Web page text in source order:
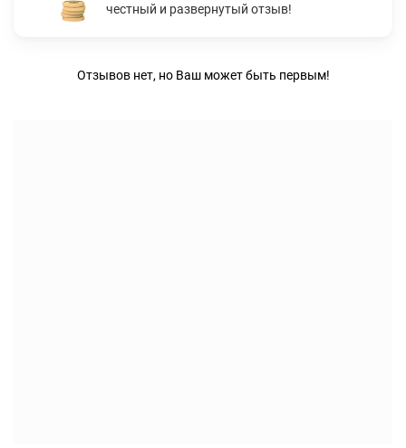
честный и развернутый отзыв!
Отзывов нет, но Ваш может быть первым!